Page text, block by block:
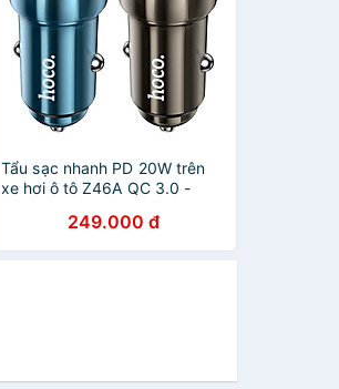
Tẩu sạc nhanh PD 20W trên
xe hơi ô tô Z46A QC 3.0 -
249.000 đ